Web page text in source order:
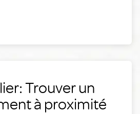
Trouver un
à proximité